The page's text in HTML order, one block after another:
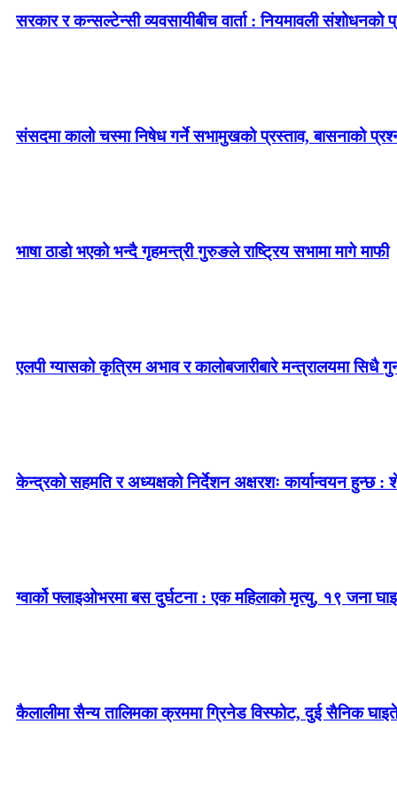
सरकार र कन्सल्टेन्सी व्यवसायीबीच वार्ता : नियमावली
संसदमा कालो चस्मा निषेध गर्ने सभामुखको प्रस्ताव, बासनाको
भाषा ठाडो भएको भन्दै गृहमन्त्री गुरुङले राष्ट्रिय सभामा मागे माफी
एलपी ग्यासको कृत्रिम अभाव र कालोबजारीबारे मन्त्रालयमा सिधै
केन्द्रको सहमति र अध्यक्षको निर्देशन अक्षरशः कार्यान्वयन हुन्छ :
ग्वार्को फ्लाइओभरमा बस दुर्घटना : एक महिलाको मृत्यु, १९ जना
कैलालीमा सैन्य तालिमका क्रममा ग्रिनेड विस्फोट, दुई सैनिक